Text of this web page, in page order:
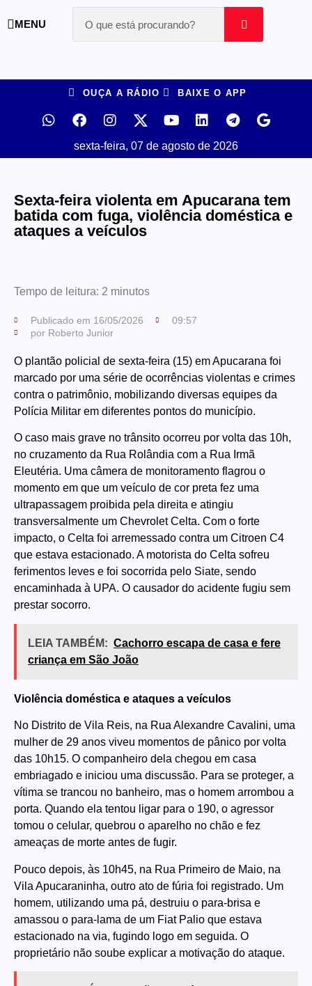
MENU
OUÇA A RÁDIO BAIXE O APP
sexta-feira, 07 de agosto de 2026
Sexta-feira violenta em Apucarana tem
batida com fuga, violência doméstica e
ataques a veículos
Tempo de leitura: 2 minutos
Publicado em 16/05/2026
09:57
por Roberto Junior
O plantão policial de sexta-feira (15) em Apucarana foi
marcado por uma série de ocorrências violentas e crimes
contra o patrimônio, mobilizando diversas equipes da
Polícia Militar em diferentes pontos do município.
O caso mais grave no trânsito ocorreu por volta das 10h,
no cruzamento da Rua Rolândia com a Rua Irmã
Eleutéria. Uma câmera de monitoramento flagrou o
momento em que um veículo de cor preta fez uma
ultrapassagem proibida pela direita e atingiu
transversalmente um Chevrolet Celta. Com o forte
impacto, o Celta foi arremessado contra um Citroen C4
que estava estacionado. A motorista do Celta sofreu
ferimentos leves e foi socorrida pelo Siate, sendo
encaminhada à UPA. O causador do acidente fugiu sem
prestar socorro.
LEIA TAMBÉM: Cachorro escapa de casa e fere
criança em São João
Violência doméstica e ataques a veículos
No Distrito de Vila Reis, na Rua Alexandre Cavalini, uma
mulher de 29 anos viveu momentos de pânico por volta
das 10h15. O companheiro dela chegou em casa
embriagado e iniciou uma discussão. Para se proteger, a
vítima se trancou no banheiro, mas o homem arrombou a
porta. Quando ela tentou ligar para o 190, o agressor
tomou o celular, quebrou o aparelho no chão e fez
ameaças de morte antes de fugir.
Pouco depois, às 10h45, na Rua Primeiro de Maio, na
Vila Apucaraninha, outro ato de fúria foi registrado. Um
homem, utilizando uma pá, destruiu o para-brisa e
amassou o para-lama de um Fiat Palio que estava
estacionado na via, fugindo logo em seguida. O
proprietário não soube explicar a motivação do ataque.